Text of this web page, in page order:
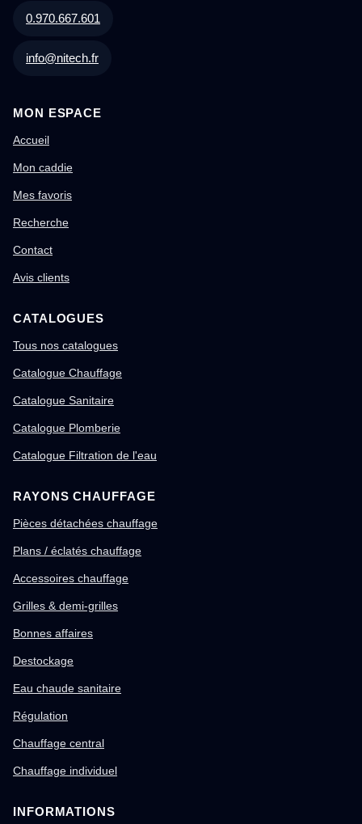
0.970.667.601
info@nitech.fr
MON ESPACE
Accueil
Mon caddie
Mes favoris
Recherche
Contact
Avis clients
CATALOGUES
Tous nos catalogues
Catalogue Chauffage
Catalogue Sanitaire
Catalogue Plomberie
Catalogue Filtration de l'eau
RAYONS CHAUFFAGE
Pièces détachées chauffage
Plans / éclatés chauffage
Accessoires chauffage
Grilles & demi-grilles
Bonnes affaires
Destockage
Eau chaude sanitaire
Régulation
Chauffage central
Chauffage individuel
INFORMATIONS